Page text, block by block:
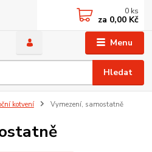
Menu
Hledat
0 ks
za 0,00 Kč
kotvení Vymezení, samostatně